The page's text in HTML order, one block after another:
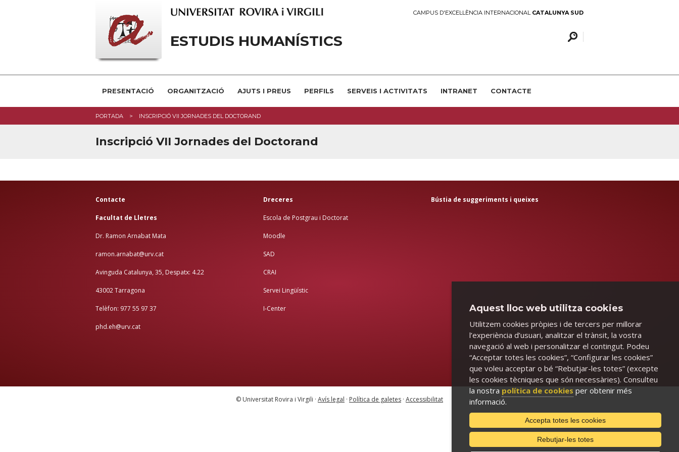
CAMPUS D'EXCEL·LÈNCIA INTERNACIONAL CATALUNYA SUD
ESTUDIS HUMANÍSTICS
PRESENTACIÓ ORGANITZACIÓ AJUTS I PREUS PERFILS SERVEIS I ACTIVITATS INTRANET CONTACTE
PORTADA INSCRIPCIÓ VII JORNADES DEL DOCTORAND
Inscripció VII Jornades del Doctorand
Contacte
Facultat de Lletres
Dr. Ramon Arnabat Mata
ramon.arnabat@urv.cat
Avinguda Catalunya, 35, Despatx: 4.22
43002 Tarragona
Telèfon: 977 55 97 37
phd.eh@urv.cat
Dreceres
Escola de Postgrau i Doctorat
Moodle
SAD
CRAI
Servei Lingüístic
I-Center
Bústia de suggeriments i queixes
© Universitat Rovira i Virgili · Avís legal · Política de galetes · Accessibilitat
Aquest lloc web utilitza cookies
Utilitzem cookies pròpies i de tercers per millorar
l’experiència d’usuari, analitzar el trànsit, la vostra
navegació al web i personalitzar el contingut. Podeu
“Acceptar totes les cookies”, “Configurar les cookies”
que voleu acceptar o bé “Rebutjar-les totes” (excepte
les cookies tècniques que són necessàries). Consulteu
la nostra política de cookies per obtenir més
informació.
Accepta totes les cookies
Rebutjar-les totes